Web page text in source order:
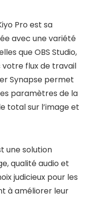
Pro est sa
avec une variété
que OBS Studio,
votre flux de travail
Synapse permet
paramètres de la
total sur l’image et
une solution
qualité audio et
judicieux pour les
à améliorer leur